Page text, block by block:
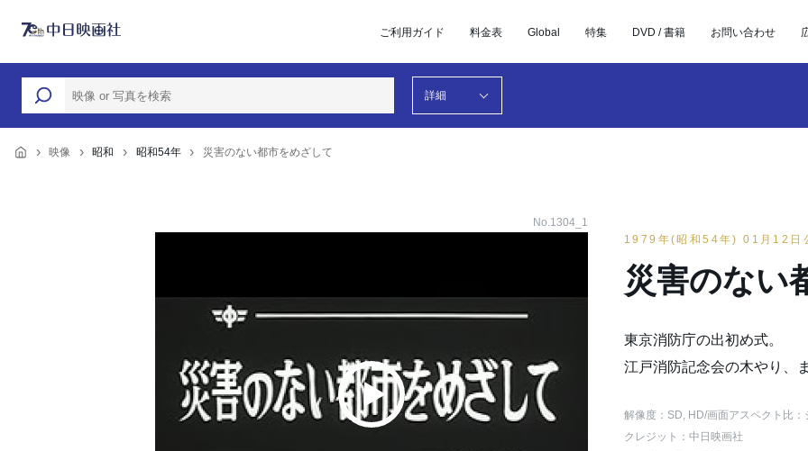
ご利用ガイド 料金表 Global 特集 DVD / 書籍 お問い合わせ
詳細
映像 昭和 昭和54年 災害のない都市をめざして
No.1304_1
1979年(昭和54年) 01月12日
災害のない
東京消防庁の出初め式。
江戸消防記念会の木やり、
解像度：SD, HD/画面アスペクト比
クレジット：中日映画社